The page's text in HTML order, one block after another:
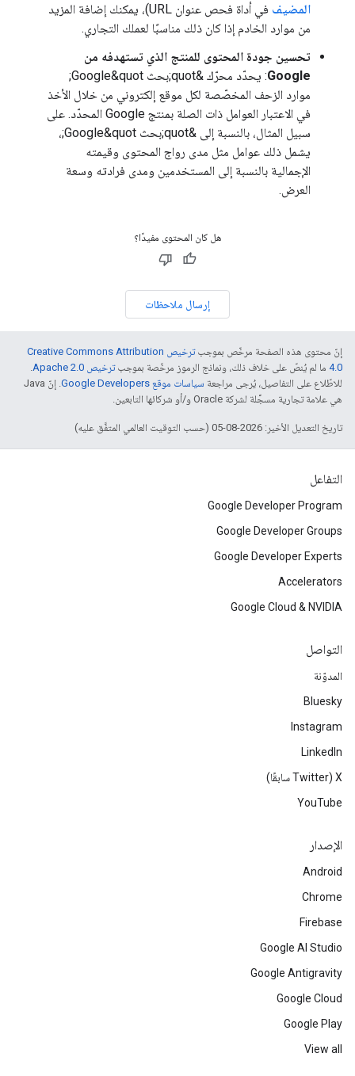
المضيف
في أداة فحص عنوان URL)، يمكنك إضافة المزيد
من موارد الخادم إذا كان ذلك مناسبًا لعملك التجاري.
تحسين جودة المحتوى للمنتج الذي تستهدفه من
Google
: يحدّد محرّك &quot;بحث Google&quot;
موارد الزحف المخصّصة لكل موقع إلكتروني من خلال الأخذ
في الاعتبار العوامل ذات الصلة بمنتج Google المحدّد. على
سبيل المثال، بالنسبة إلى &quot;بحث Google&quot;،
يشمل ذلك عوامل مثل مدى رواج المحتوى وقيمته
الإجمالية بالنسبة إلى المستخدمين ومدى فرادته وسعة
العرض.
هل كان المحتوى مفيدًا؟
إرسال ملاحظات
إنّ محتوى هذه الصفحة مرخّص بموجب
ترخيص Creative Commons Attribution
4.0‏ ما لم يُنصّ على خلاف ذلك، ونماذج الرموز مرخّصة بموجبترخيص Apache 2.0‏
.
للاطّلاع على التفاصيل، يُرجى مراجعة سياسات موقع Google Developers‏
. إنّ Java
هي علامة تجارية مسجَّلة لشركة Oracle و/أو شركائها التابعين.
تاريخ التعديل الأخير: 2026-08-05 (حسب التوقيت العالمي المتفَّق عليه)
التفاعل
Google Developer Program
Google Developer Groups
Google Developer Experts
Accelerators
Google Cloud & NVIDIA
التواصل
المدوّنة
Bluesky
Instagram
LinkedIn
‫X ‏(Twitter سابقًا)
YouTube
الإصدار
Android
Chrome
Firebase
Google AI Studio
Google Antigravity
Google Cloud
Google Play
View all